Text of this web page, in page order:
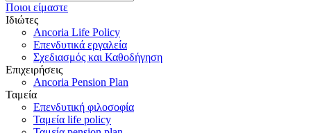
Ποιοι είμαστε
Ιδιώτες
Ancoria Life Policy
Επενδυτικά εργαλεία
Σχεδιασμός και Καθοδήγηση
Επιχειρήσεις
Ancoria Pension Plan
Ταμεία
Επενδυτική φιλοσοφία
Ταμεία life policy